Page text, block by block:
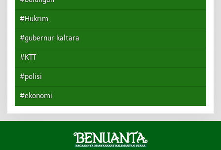
#Hukrim
#gubernur kaltara
#KTT
#polisi
#ekonomi